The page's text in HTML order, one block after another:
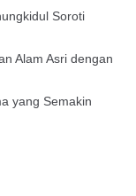
Soroti
Alam Asri dengan
yang Semakin